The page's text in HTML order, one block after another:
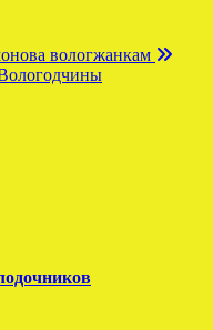
вологжанкам